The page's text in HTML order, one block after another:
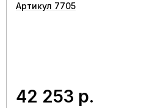
Артикул 7705
42 253 р.